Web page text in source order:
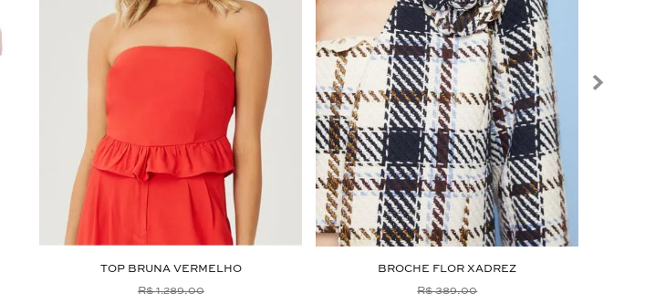
TOP BRUNA VERMELHO
R$ 1.289,00
BROCHE FLOR XADREZ
R$ 389,00